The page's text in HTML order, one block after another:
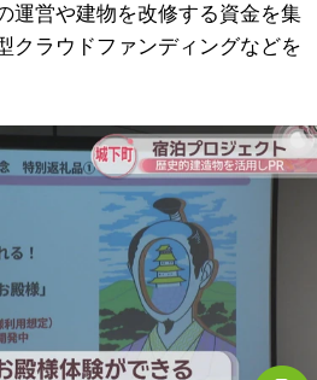
運営や建物を改修する資金を集
クラウドファンディングなどを